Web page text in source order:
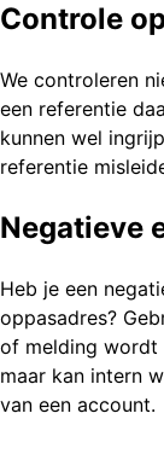
Controle
We controleren
een referentie
kunnen wel
referentie
Negatieve
Heb je een
oppasadres?
of melding wordt
maar kan intern
van een account.